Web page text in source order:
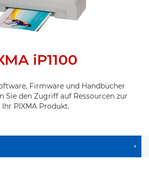
iP1100
Firmware und Handbücher
Sie den Zugriff auf Ressourcen zur
PIXMA Produkt.
+